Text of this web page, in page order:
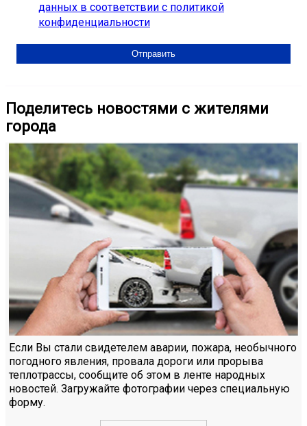
данных в соответствии с политикой
конфиденциальности
Поделитесь новостями с жителями
города
Если Вы стали свидетелем аварии, пожара, необычного
погодного явления, провала дороги или прорыва
теплотрассы, сообщите об этом в ленте народных
новостей. Загружайте фотографии через специальную
форму.